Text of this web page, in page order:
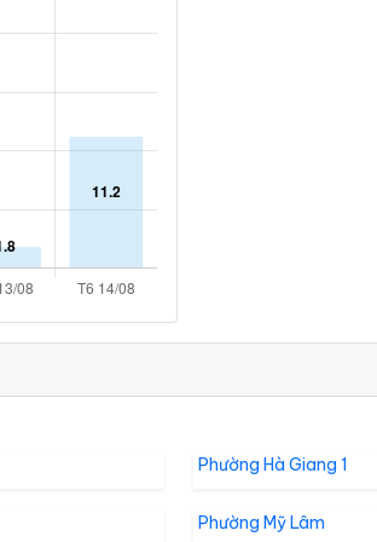
Phường Hà Giang 1
Phường Mỹ Lâm